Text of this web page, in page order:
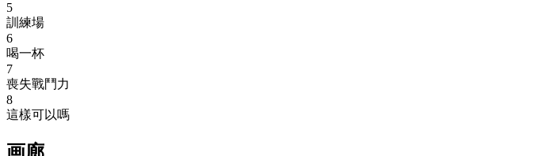
5
訓練場
6
喝一杯
7
喪失戰鬥力
8
這樣可以嗎